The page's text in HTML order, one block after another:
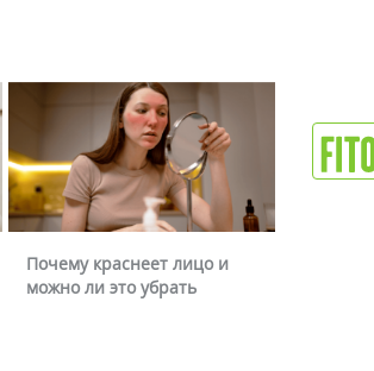
Почему краснеет лицо и
можно ли это убрать